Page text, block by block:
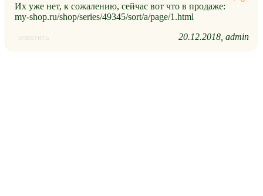
Их уже нет, к сожалению, сейчас вот что в продаже:
my-shop.ru/shop/series/49345/sort/a/page/1.html
ответить 20.12.2018 admin